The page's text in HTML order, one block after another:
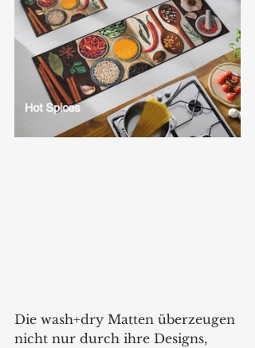
Die wash+dry Matten überzeugen
nicht nur durch ihre Designs,